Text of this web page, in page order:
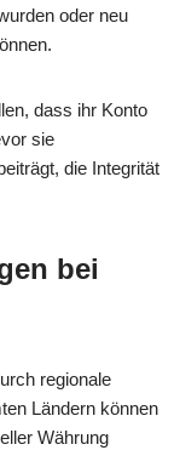
oder neu
dass ihr Konto
sie
die Integrität
bei
regionale
Ländern können
Währung